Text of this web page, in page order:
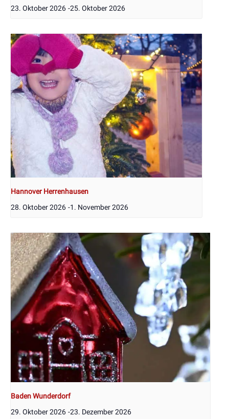
23. Oktober 2026 -25. Oktober 2026
Hannover Herrenhausen
28. Oktober 2026 -1. November 2026
Baden Wunderdorf
29. Oktober 2026 -23. Dezember 2026